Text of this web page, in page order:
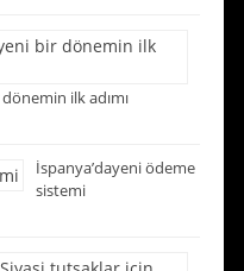
ilk adımı
İspanya’dayeni ödeme
sistemi